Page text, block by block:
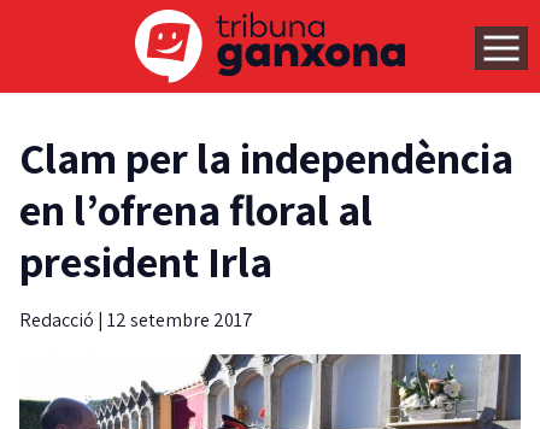
Clam per la independència
en l’ofrena floral al
president Irla
Redacció | 12 setembre 2017